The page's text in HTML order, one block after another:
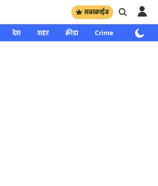
सबस्क्राईब
देश शहर क्रीडा Crime साप्ताहिक